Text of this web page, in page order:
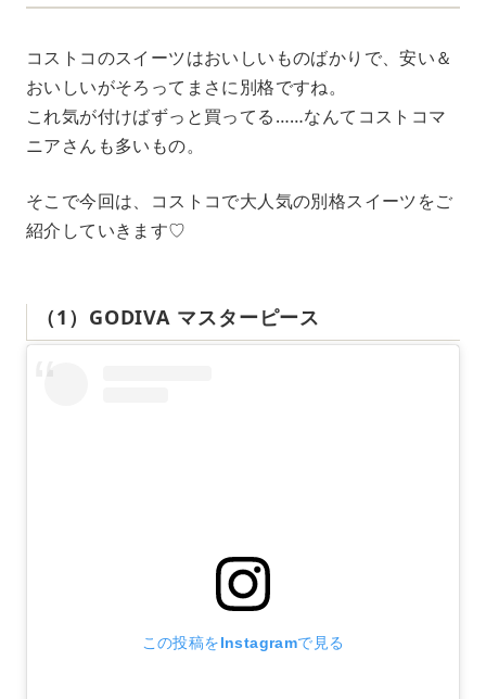
コストコのスイーツはおいしいものばかりで、安い＆
おいしいがそろってまさに別格ですね。
これ気が付けばずっと買ってる……なんてコストコマ
ニアさんも多いもの。
そこで今回は、コストコで大人気の別格スイーツをご
紹介していきます♡
（1）GODIVA マスターピース
この投稿をInstagramで見る